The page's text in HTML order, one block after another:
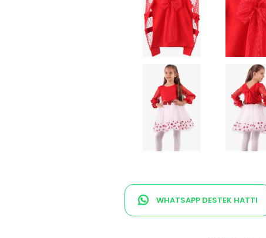
WHATSAPP DESTEK HATTI